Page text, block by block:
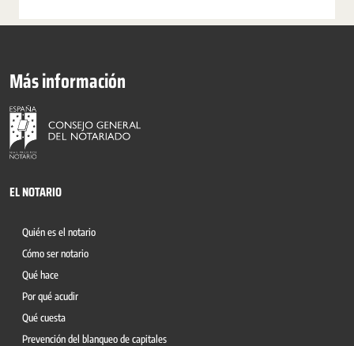
Más información
EL NOTARIO
Quién es el notario
Cómo ser notario
Qué hace
Por qué acudir
Qué cuesta
Prevención del blanqueo de capitales